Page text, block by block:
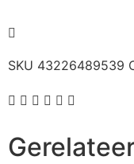
SKU 43226489539